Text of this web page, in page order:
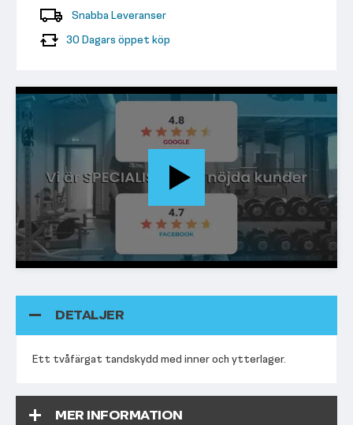
Snabba Leveranser
30 Dagars öppet köp
DETALJER
Ett tvåfärgat tandskydd med inner och ytterlager.
MER INFORMATION